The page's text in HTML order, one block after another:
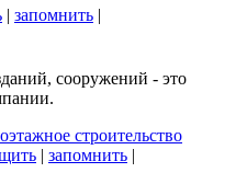
| запомнить |
сооружений - это
строительство
| запомнить |